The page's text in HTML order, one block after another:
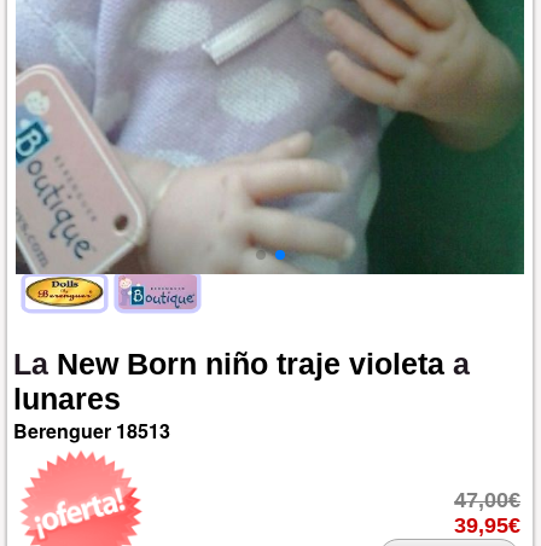
La New Born niño traje violeta a
lunares
Berenguer 18513
47,00€
39,95€